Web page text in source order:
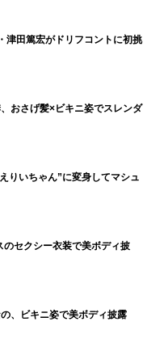
津田篤宏がドリフコントに初挑
おさげ髪×ビキニ姿でスレンダ
りいちゃん”に変身してマシュ
のセクシー衣装で美ボディ披
、ビキニ姿で美ボディ披露